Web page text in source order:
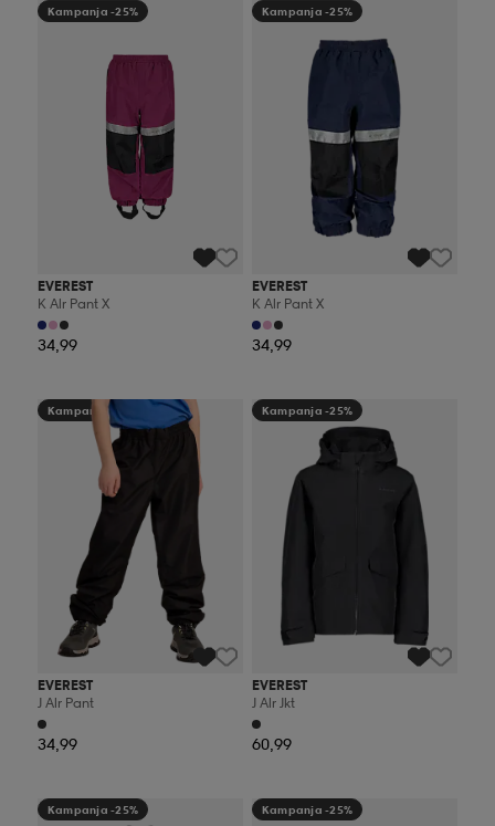
Kampanja -25%
EVEREST
K Alr Pant X
34,99
Kampanja -25%
EVEREST
K Alr Pant X
34,99
Kampanja -25%
EVEREST
J Alr Pant
34,99
Kampanja -25%
EVEREST
J Alr Jkt
60,99
Kampanja -25% Kampanja -25%